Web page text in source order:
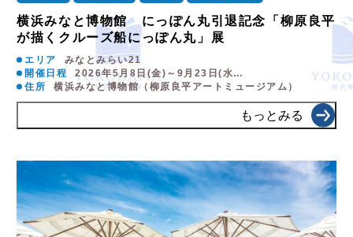
横浜みなと博物館 にっぽん丸引退記念「柳原良平
が描くクルーズ船にっぽん丸」展
エリア
みなとみらい21
開催日程
2026年5月8日(金)～9月23日(水…
住所
横浜みなと博物館（柳原良平アートミュージアム）
もっとみる